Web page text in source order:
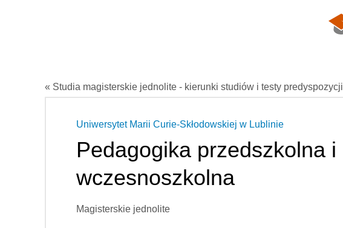
« Studia magisterskie jednolite - kierunki studiów i testy predyspozycji
Uniwersytet Marii Curie-Skłodowskiej w Lublinie
Pedagogika przedszkolna i
wczesnoszkolna
Magisterskie jednolite